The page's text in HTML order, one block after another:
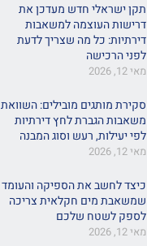
תקן ישראלי חדש מעדכן את
דרישות העוצמה למשאבות
דירתיות: כל מה שצריך לדעת
לפני הרכישה
מאי 12, 2026
סקירת מותגים מובילים: השוואת
משאבות הגברת לחץ דירתיות
לפי יעילות, רעש וסוג המבנה
מאי 12, 2026
כיצד לחשב את הספיקה והעומד
שמשאבת מים חקלאית צריכה
לספק לשטח שלכם
מאי 12, 2026